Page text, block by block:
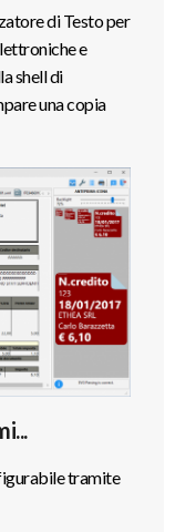
di Testo per
e
shell di
una copia
tramite